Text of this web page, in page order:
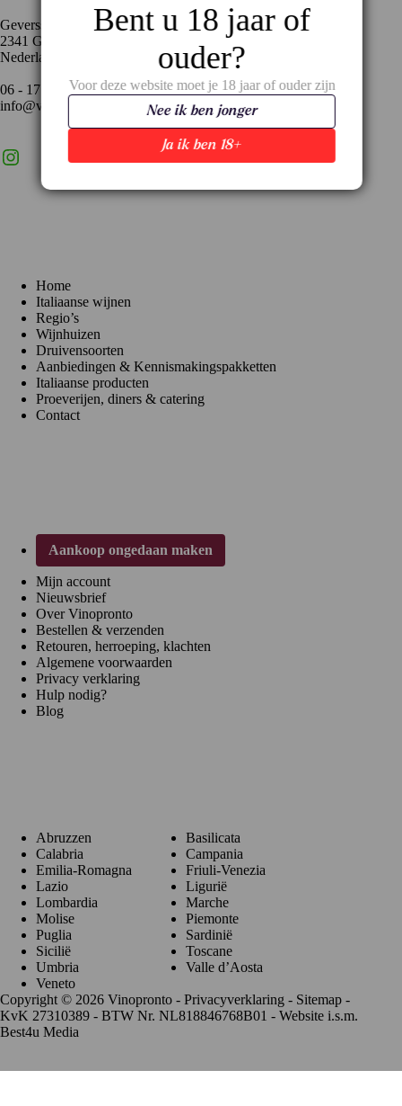
Geversstraat 35
2341 GA Oegstgeest
Nederland
06 - 17 59 02 94
info@vinopronto.nl
InstagramLinkedIn
Home
Italiaanse wijnen
Regio’s
Wijnhuizen
Druivensoorten
Aanbiedingen & Kennismakingspakketten
Italiaanse producten
Proeverijen, diners & catering
Contact
Aankoop ongedaan maken
Mijn account
Nieuwsbrief
Over Vinopronto
Bestellen & verzenden
Retouren, herroeping, klachten
Algemene voorwaarden
Privacy verklaring
Hulp nodig?
Blog
Abruzzen
Basilicata
Calabria
Campania
Emilia-Romagna
Friuli-Venezia
Lazio
Ligurië
Lombardia
Marche
Molise
Piemonte
Puglia
Sardinië
Sicilië
Toscane
Umbria
Valle d’Aosta
Veneto
Copyright © 2026 Vinopronto - Privacyverklaring - Sitemap -
KvK 27310389 - BTW Nr. NL818846768B01 - Website i.s.m.
Best4u Media
Bent u 18 jaar of
ouder?
Voor deze website moet je 18 jaar of ouder zijn
Ja ik ben 18+
Nee ik ben jonger